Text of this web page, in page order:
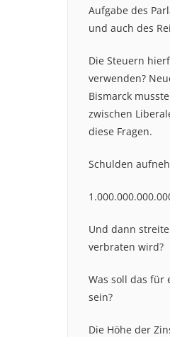
Aufgabe des
und auch des
Die Steuern
verwenden?
Bismarck
zwischen
diese Fragen.
Schulden
Und dann
verbraten wird?
Was soll das für
sein?
Die Höhe der